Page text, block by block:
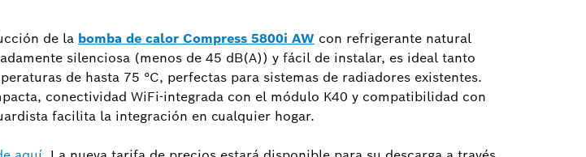
de la bomba de calor Compress 5800i AW con refrigerante natural
silenciosa (menos de 45 dB(A)) y fácil de instalar, es ideal tanto
de hasta 75 °C, perfectas para sistemas de radiadores existentes.
conectividad WiFi-integrada con el módulo K40 y compatibilidad con
facilita la integración en cualquier hogar.